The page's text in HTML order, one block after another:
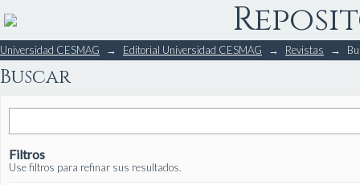
Buscar
Universidad CESMAG → Editorial Universidad CESMAG → Revistas →
Buscar
Filtros
Use filtros para refinar sus resultados.